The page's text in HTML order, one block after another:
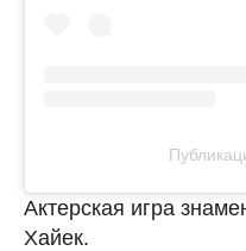
Актерская игра
Хайек.